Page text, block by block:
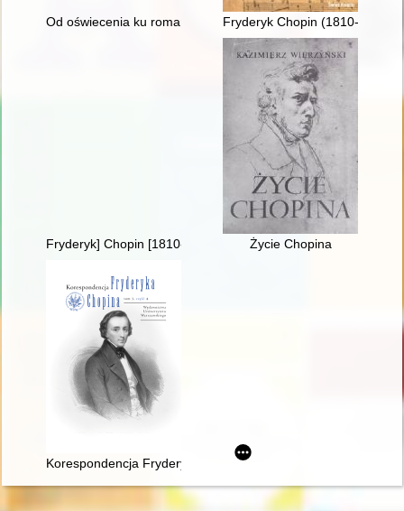
Od oświecenia ku romantyzmowi i dalej... Autorzy, dzieła,
Fryderyk Chopin (1810-1849).
Fryderyk] Chopin [1810-1849] Życie Chopina
Korespondencja Fryderyka Chopina. T. 3 cz. 4